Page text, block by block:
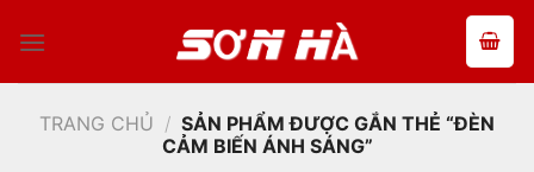
qua
TRANG CHỦ / SẢN PHẨM ĐƯỢC GẮN THẺ “ĐÈN
CẢM BIẾN ÁNH SÁNG”